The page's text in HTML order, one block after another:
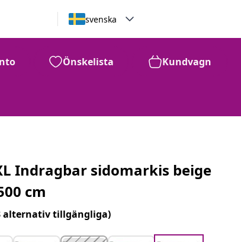
svenska
Önskelista Kundvagn
Indragbar sidomarkis beige
cm
alternativ tillgängliga)